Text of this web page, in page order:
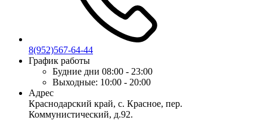
8(952)567-64-44
График работы
Будние дни 08:00 - 23:00
Выходные: 10:00 - 20:00
Адрес
Краснодарский край, с. Красное, пер.
Коммунистический, д.92.